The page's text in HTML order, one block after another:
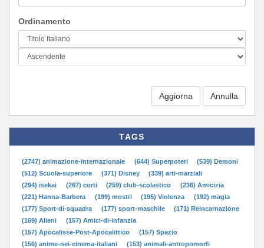
Ordinamento
Aggiorna
TAGS
(2747) animazione-internazionale (644) Superpoteri
(539) Demoni
(512) Scuola-superiore
(371) Disney
(339) arti-marziali
(294) isekai
(267) corti (259) club-scolastico
(236) Amicizia
(221) Hanna-Barbera
(199) mostri (195) Violenza
(192) magia
(177) Sport-di-squadra
(177) sport-maschile
(171) Reincarnazione
(169) Alieni
(157) Amici-di-infanzia
(157) Apocalisse-Post-Apocalittico
(157) Spazio
(156) anime-nei-cinema-italiani
(153) animali-antropomorfi